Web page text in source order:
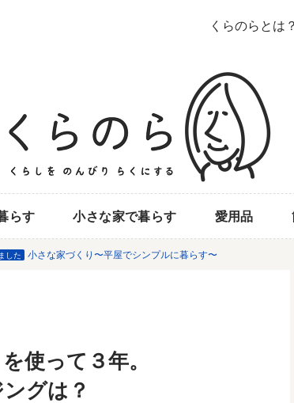
くらのらとは？
らす 小さな家で暮らす 愛用品
した 小さな家づくり〜平屋でシンプルに暮らす〜
使って３年。
グは？